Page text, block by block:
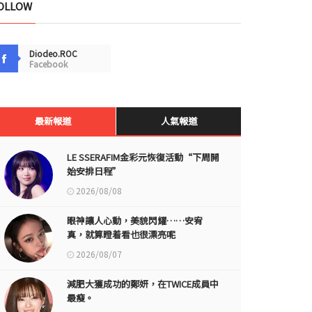
Diodeo.ROC
Facebook
最新報道 人氣報道
LE SSERAFIM金彩元恢復活動“下周開
始安排日程”
2026/08/08
眼神讓人心動，美貌閃耀……安宥
真，就算瞪着看也很漂亮呢
2026/08/07
減肥大獲成功的鄭妍，在TWICE成員中
最瘦。